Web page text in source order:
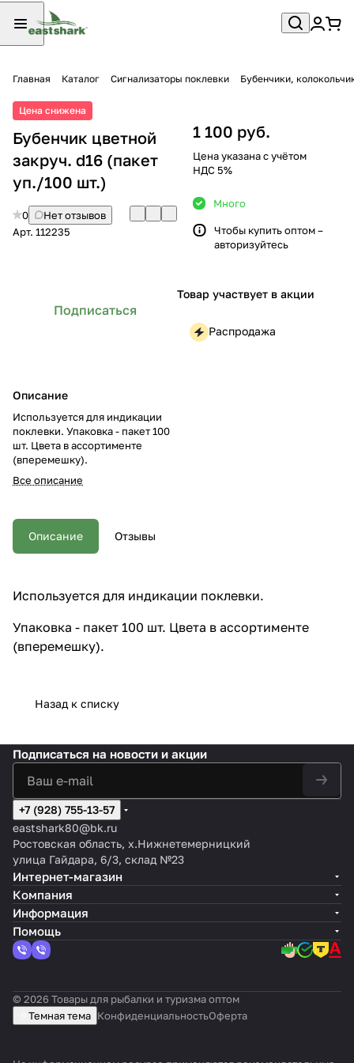
Главная Каталог Сигнализаторы поклевки Бубенчики,
Цена снижена
Бубенчик цветной
закруч. d16 (пакет
уп./100 шт.)
0
Нет отзывов
Арт. 112235
Подписаться
Описание
Используется для индикации
поклевки. Упаковка - пакет 100
шт. Цвета в ассортименте
(вперемешку).
Все описание
1 100 руб.
Цена указана с учётом
НДС 5%
Много
Чтобы купить оптом –
авторизуйтесь
Товар участвует в акции
Распродажа
Описание Отзывы
Используется для индикации поклевки.
Упаковка - пакет 100 шт. Цвета в ассортименте
(вперемешку).
Назад к списку
Подписаться на новости и акции
+7 (928) 755-13-57
eastshark80@bk.ru
Ростовская область, х.Нижнетемерницкий
улица Гайдара, 6/3, склад №23
Интернет-магазин
Компания
Информация
Помощь
© 2026 Товары для рыбалки и туризма оптом
Темная тема КонфиденциальностьОферта